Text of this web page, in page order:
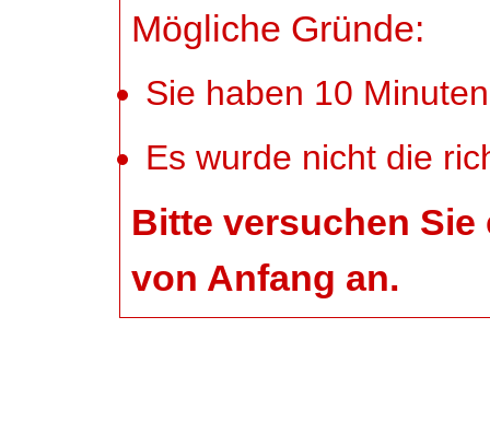
Mögliche Gründe:
Sie haben 10
Es wurde nicht die
Bitte versuchen
von Anfang an.